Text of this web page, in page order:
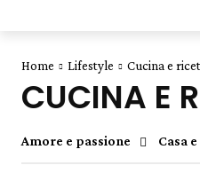
Home Lifestyle Cucina e
CUCINA E
Amore e passione Casa